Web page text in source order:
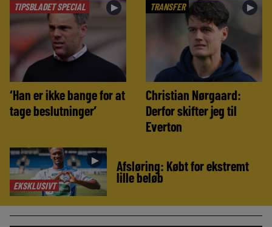
TIPSBLADET SPECIAL ►
‘Han er ikke bange for at
tage beslutninger’
TRANSFER ►
Christian Nørgaard:
Derfor skifter jeg til
Everton
EKSKLUSIVT
► Afsløring: Købt for ekstremt
lille beløb